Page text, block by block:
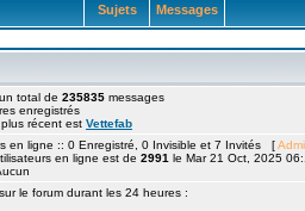
Sujets Messages
total de 235835 messages
enregistrés
récent est Vettefab
en ligne :: 0 Enregistré, 0 Invisible et 7 Invités [
en ligne est de 2991 le Mar 21 Oct, 2025
le forum durant les 24 heures :